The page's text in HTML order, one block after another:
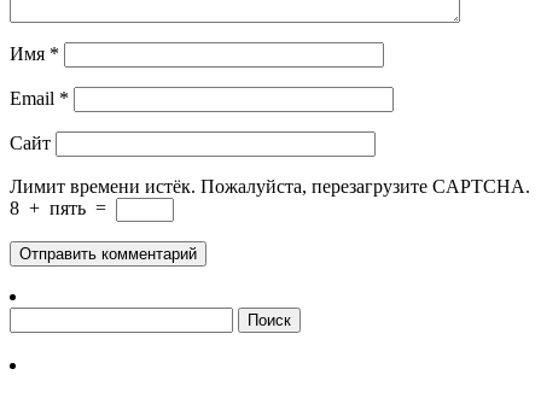
Имя *
Email *
Сайт
Лимит времени истёк. Пожалуйста, перезагрузите CAPTCHA.
8 + пять =